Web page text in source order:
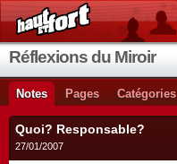
Réflexions du Miroir
Notes Pages Catégories
Quoi? Responsable?
27/01/2007